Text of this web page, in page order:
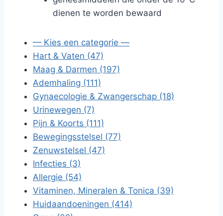
dienen te worden bewaard
— Kies een categorie —
Hart & Vaten (47)
Maag & Darmen (197)
Ademhaling (111)
Gynaecologie & Zwangerschap (18)
Urinewegen (7)
Pijn & Koorts (111)
Bewegingsstelsel (77)
Zenuwstelsel (47)
Infecties (3)
Allergie (54)
Vitaminen, Mineralen & Tonica (39)
Huidaandoeningen (414)